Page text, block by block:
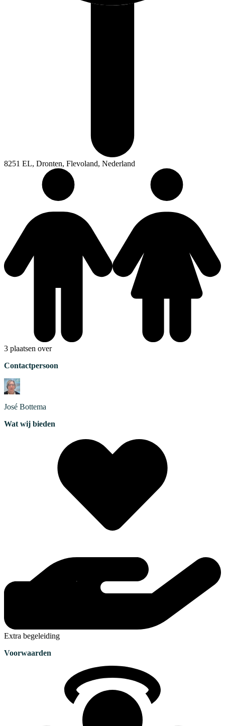
8251 EL, Dronten, Flevoland, Nederland
3 plaatsen over
Contactpersoon
José Bottema
Wat wij bieden
Extra begeleiding
Voorwaarden